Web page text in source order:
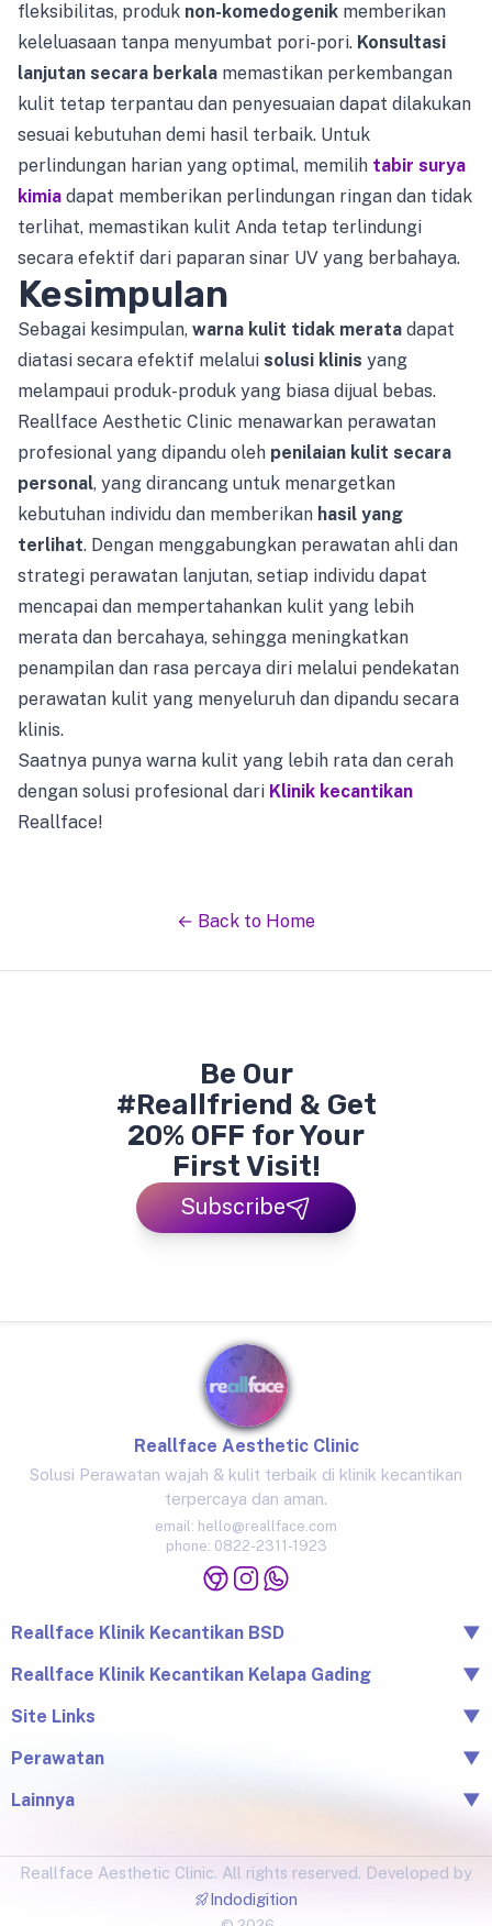
fleksibilitas, produk non-komedogenik memberikan
keleluasaan tanpa menyumbat pori-pori. Konsultasi
lanjutan secara berkala memastikan perkembangan
kulit tetap terpantau dan penyesuaian dapat dilakukan
sesuai kebutuhan demi hasil terbaik. Untuk
perlindungan harian yang optimal, memilih tabir surya
kimia dapat memberikan perlindungan ringan dan tidak
terlihat, memastikan kulit Anda tetap terlindungi
secara efektif dari paparan sinar UV yang berbahaya.
Kesimpulan
Sebagai kesimpulan, warna kulit tidak merata dapat
diatasi secara efektif melalui solusi klinis yang
melampaui produk-produk yang biasa dijual bebas.
Reallface Aesthetic Clinic menawarkan perawatan
profesional yang dipandu oleh penilaian kulit secara
personal, yang dirancang untuk menargetkan
kebutuhan individu dan memberikan hasil yang
terlihat. Dengan menggabungkan perawatan ahli dan
strategi perawatan lanjutan, setiap individu dapat
mencapai dan mempertahankan kulit yang lebih
merata dan bercahaya, sehingga meningkatkan
penampilan dan rasa percaya diri melalui pendekatan
perawatan kulit yang menyeluruh dan dipandu secara
klinis.
Saatnya punya warna kulit yang lebih rata dan cerah
dengan solusi profesional dari Klinik kecantikan
Reallface!
← Back to Home
Be Our
#Reallfriend & Get
20% OFF for Your
First Visit!
Subscribe
Reallface Aesthetic Clinic
Solusi Perawatan wajah & kulit terbaik di klinik kecantikan
terpercaya dan aman.
email: hello@reallface.com
phone: 0822-2311-1923
Reallface Klinik Kecantikan BSD
▼
Banten 15345
0822-2311-1923
Reallface Klinik Kecantikan Kelapa Gading
▼
Gading, Jkt Utara, Daerah Khusus Ibukota Jakarta 14240
0813-1581-1448
Site Links
▼
Beranda
Perawatan
Price List
Perawatan
▼
Juvelook
Facial & LHALA Peel
Ultraformer III
Botox, Filler, Thread Lift
Lainnya
▼
Lokasi
Testimonial
Reallface Aesthetic Clinic. All rights reserved. Developed by
Indodigition